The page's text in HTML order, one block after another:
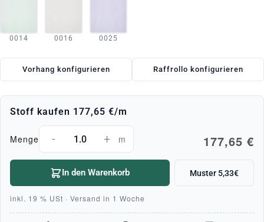
0014 0016 0025
Vorhang konfigurieren Raffrollo konfigurieren
Stoff kaufen 177,65 €/m
Menge - + m 177,65 €
In den Warenkorb Muster 5,33€
inkl. 19 % USt · Versand in 1 Woche